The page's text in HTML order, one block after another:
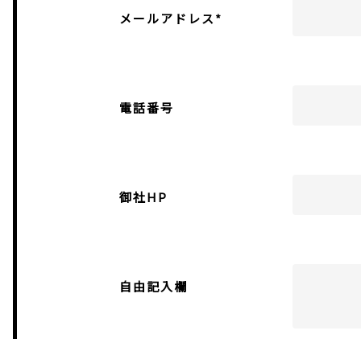
メールアドレス*
電話番号
御社HP
自由記入欄